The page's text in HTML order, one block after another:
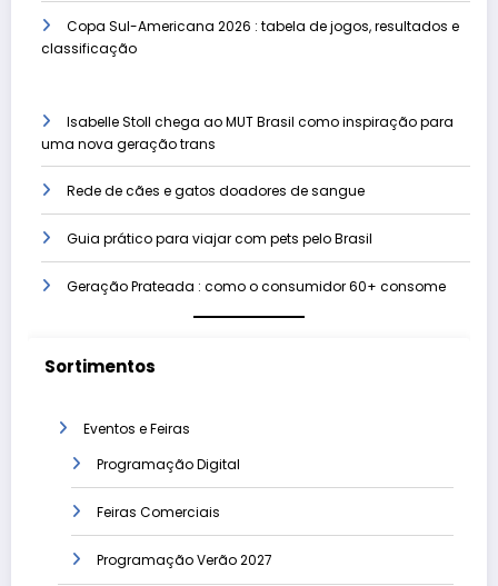
Copa Sul-Americana 2026 : tabela de jogos, resultados e
classificação
Isabelle Stoll chega ao MUT Brasil como inspiração para
uma nova geração trans
Rede de cães e gatos doadores de sangue
Guia prático para viajar com pets pelo Brasil
Geração Prateada : como o consumidor 60+ consome
Sortimentos
Eventos e Feiras
Programação Digital
Feiras Comerciais
Programação Verão 2027